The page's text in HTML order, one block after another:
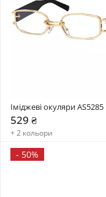
Іміджеві окуляри AS5285
529 ₴
+ 2 кольори
- 50%